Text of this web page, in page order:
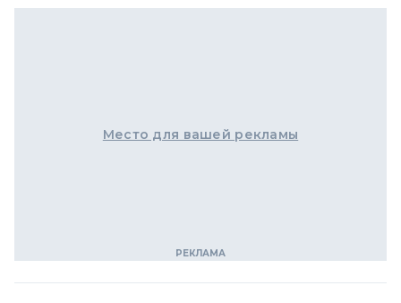
Место для вашей рекламы